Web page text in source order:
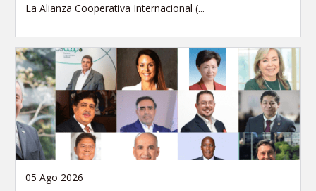
La Alianza Cooperativa Internacional (...
05 Ago 2026